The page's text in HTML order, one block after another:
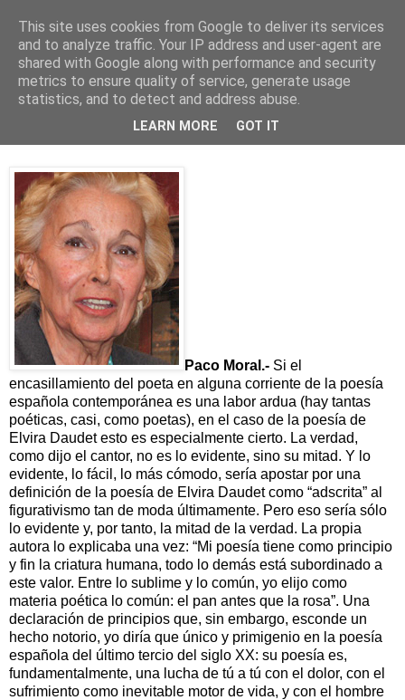
Daudet y la poética de la veracidad
Paco Moral.- Si el
encasillamiento del poeta en alguna corriente de la poesía
española contemporánea es una labor ardua (hay tantas
poéticas, casi, como poetas), en el caso de la poesía de
Elvira Daudet esto es especialmente cierto. La verdad,
como dijo el cantor, no es lo evidente, sino su mitad. Y lo
evidente, lo fácil, lo más cómodo, sería apostar por una
definición de la poesía de Elvira Daudet como “adscrita” al
figurativismo tan de moda últimamente. Pero eso sería sólo
lo evidente y, por tanto, la mitad de la verdad. La propia
autora lo explicaba una vez: “Mi poesía tiene como principio
y fin la criatura humana, todo lo demás está subordinado a
este valor. Entre lo sublime y lo común, yo elijo como
materia poética lo común: el pan antes que la rosa”. Una
declaración de principios que, sin embargo, esconde un
hecho notorio, yo diría que único y primigenio en la poesía
española del último tercio del siglo XX: su poesía es,
fundamentalmente, una lucha de tú a tú con el dolor, con el
sufrimiento como inevitable motor de vida, y con el hombre
This site uses cookies from Google to deliver its services
and to analyze traffic. Your IP address and user-agent are
shared with Google along with performance and security
metrics to ensure quality of service, generate usage
statistics, and to detect and address abuse.
LEARN MORE GOT IT